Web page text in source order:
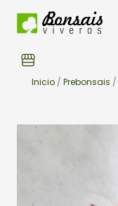
Inicio / Prebonsais /